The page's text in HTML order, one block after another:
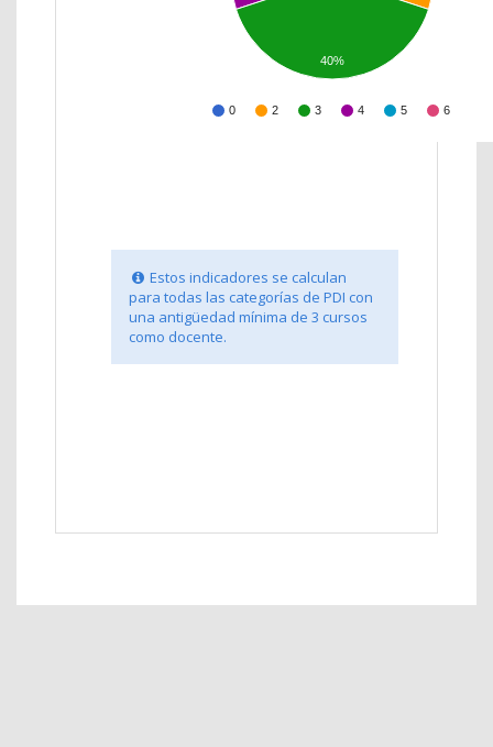
0 2 3 4 5 6
40%
Estos indicadores se calculan
para todas las categorías de PDI con
una antigüedad mínima de 3 cursos
como docente.